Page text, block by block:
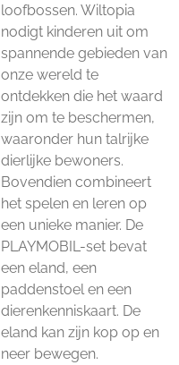
loofbossen. Wiltopia
nodigt kinderen uit om
spannende gebieden van
onze wereld te
ontdekken die het waard
zijn om te beschermen,
waaronder hun talrijke
dierlijke bewoners.
Bovendien combineert
het spelen en leren op
een unieke manier. De
PLAYMOBIL-set bevat
een eland, een
paddenstoel en een
dierenkenniskaart. De
eland kan zijn kop op en
neer bewegen.